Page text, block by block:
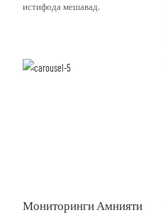
истифода мешавад.
Мониторинги Амнияти